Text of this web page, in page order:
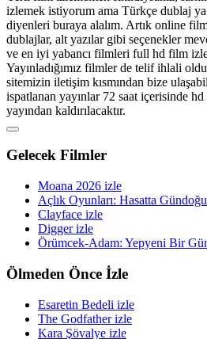
izlemek istiyorum ama Türkçe dublaj ya
diyenleri buraya alalım. Artık online
dublajlar, alt yazılar gibi seçenekler
ve en iyi yabancı filmleri full hd film
Yayınladığımız filmler de telif ihlali
sitemizin iletişim kısmından bize
ispatlanan yayınlar 72 saat içerisinde
yayından kaldırılacaktır.
Gelecek Filmler
Moana 2026 izle
Açlık Oyunları: Hasatta
Clayface izle
Digger izle
Örümcek-Adam: Yepyeni Bir
Ölmeden Önce İzle
Esaretin Bedeli izle
The Godfather izle
Kara Şövalye izle